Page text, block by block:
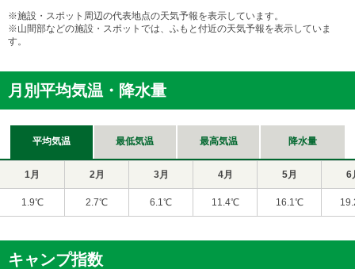
※施設・スポット周辺の代表地点の天気予報を表示しています。
※山間部などの施設・スポットでは、ふもと付近の天気予報を表示していま
す。
月別平均気温・降水量
平均気温 最低気温 最高気温 降水量
1月 2月 3月 4月 5月 6
1.9℃ 2.7℃ 6.1℃ 11.4℃ 16.1℃
キャンプ指数